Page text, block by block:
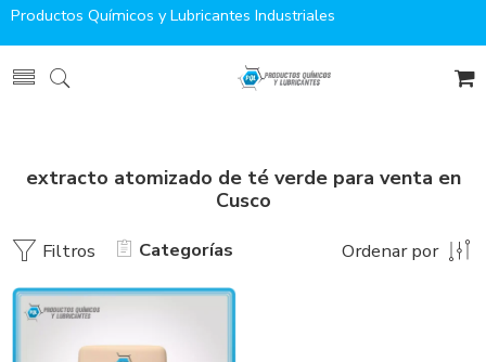
Productos Químicos y Lubricantes Industriales
extracto atomizado de té verde para venta en
Cusco
Filtros Categorías Ordenar por